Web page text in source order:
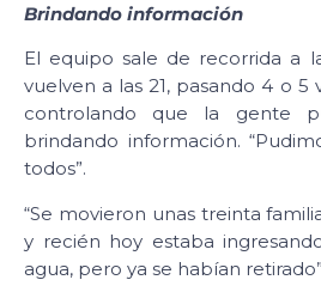
Brindando información
El equipo sale de recorrida a
vuelven a las 21, pasando 4 o 5
controlando que la gente
brindando información.
todos”.
“Se movieron unas treinta
y recién hoy estaba
agua, pero ya se habían